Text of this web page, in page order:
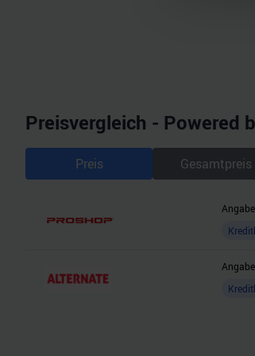
und die
Preisvergleich - Powered
Preis Gesamtpreis